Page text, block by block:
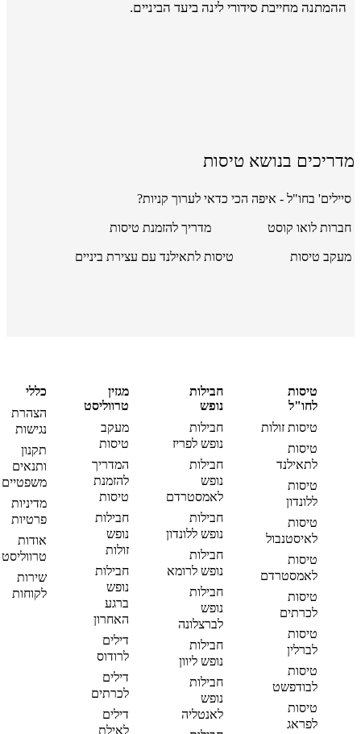
ההמתנה מחייבת סידורי לינה ביעד הביניים.
מדריכים בנושא טיסות
סיילים' בחו"ל - איפה הכי כדאי לערוך קניות?
חברות לואו קוסט מדריך להזמנת טיסות
מעקב טיסות טיסות לתאילנד עם עצירת ביניים
טיסות
לחו"ל
טיסות זולות
טיסות
לתאילנד
טיסות
ללונדון
טיסות
לאיסטנבול
טיסות
לאמסטרדם
טיסות
לכרתים
טיסות
לברלין
טיסות
לבודפשט
טיסות
לפראג
חבילות
נופש
חבילות
נופש לפריז
חבילות
נופש
לאמסטרדם
חבילות
נופש ללונדון
חבילות
נופש לרומא
חבילות
נופש
לברצלונה
חבילות
נופש ליוון
חבילות
נופש
לאנטליה
מגזין
טרווליסט
מעקב
טיסות
המדריך
להזמנת
טיסות
חבילות
נופש
זולות
חבילות
נופש
ברגע
האחרון
דילים
לרודוס
דילים
לכרתים
דילים
לאילת
כללי
הצהרת
נגישות
תקנון
ותנאים
משפטיים
מדיניות
פרטיות
אודות
טרווליסט
שירות
לקוחות